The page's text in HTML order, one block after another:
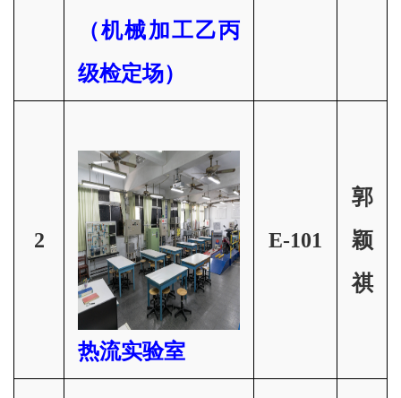
（机械加工乙丙
级检定场）
2
热流实验室
E-101
郭
颖
祺